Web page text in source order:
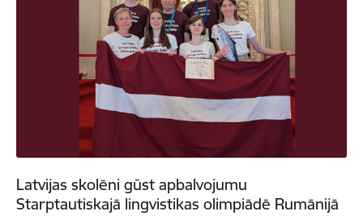
Latvijas skolēni gūst apbalvojumu
Starptautiskajā lingvistikas olimpiādē Rumānijā